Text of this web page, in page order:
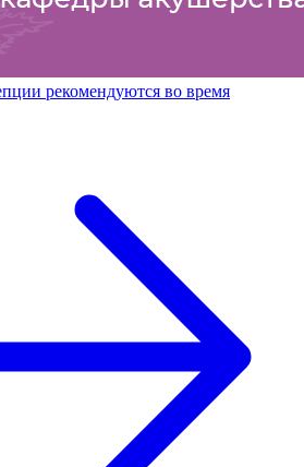
рекомендуются во время